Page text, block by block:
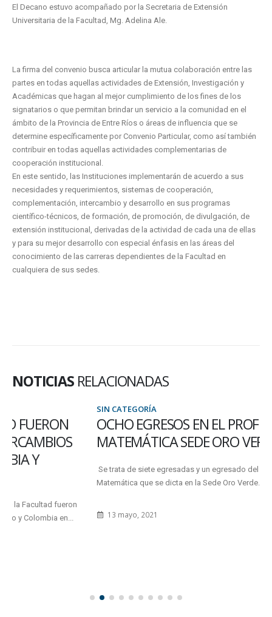
El Decano estuvo acompañado por la Secretaria de Extensión
Universitaria de la Facultad, Mg. Adelina Ale.
La firma del convenio busca articular la mutua colaboración entre las
partes en todas aquellas actividades de Extensión, Investigación y
Académicas que hagan al mejor cumplimiento de los fines de los
signatarios o que permitan brindar un servicio a la comunidad en el
ámbito de la Provincia de Entre Ríos o áreas de influencia que se
determine específicamente por Convenio Particular, como así también
contribuir en todas aquellas actividades complementarias de
cooperación institucional.
En este sentido, las Instituciones implementarán de acuerdo a sus
necesidades y requerimientos, sistemas de cooperación,
complementación, intercambio y desarrollo en sus programas
científico-técnicos, de formación, de promoción, de divulgación, de
extensión institucional, derivadas de la actividad de cada una de ellas
y para su mejor desarrollo con especial énfasis en las áreas del
conocimiento de las carreras dependientes de la Facultad en
cualquiera de sus sedes.
NOTICIAS RELACIONADAS
OCHO EGRESOS EN EL PROFESORADO EN
MATEMÁTICA SEDE ORO VERDE
Se trata de siete egresadas y un egresado del Profesorado en
Matemática que se dicta en la Sede Oro Verde...
13 mayo, 2021